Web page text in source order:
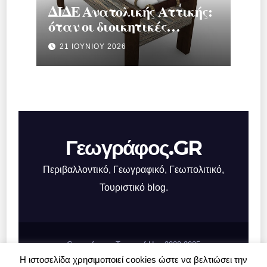
ΔΙΔΕ Ανατολικής Αττικής:
όταν οι διοικητικές
διαδικασίες
μετατρέπονται σε
μηχανισμό πίεσης
21 ΙΟΥΝΊΟΥ 2026
Γεωγράφος.GR
Περιβαλλοντικό, Γεωγραφικό, Γεωπολιτικό,
Τουριστικό blog.
Geografos.gr, Terms of Use 2020-2025
Η ιστοσελίδα χρησιμοποιεί cookies ώστε να βελτιώσει την